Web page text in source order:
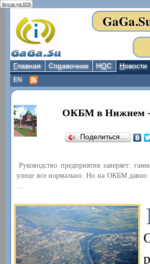
Версия для КПК
Главная Справочник НОС Новости
EN
ОКБМ в Нижнем -
Поделиться…
Руководство предприятия заверяет:
улице все нормально. Но на ОКБМ давно
...